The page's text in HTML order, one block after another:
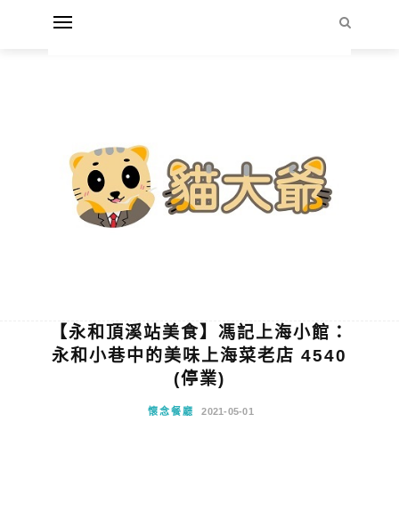
【永和頂溪站美食】馮記上海小館：
永和小巷中的美味上海菜老店 4540
(停業)
懷念餐廳 2021-05-01